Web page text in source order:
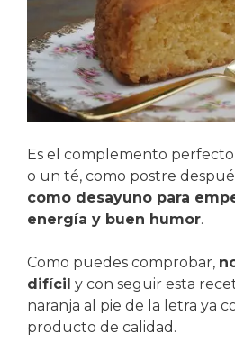
Es el complemento
o un té, como postre
como desayuno para
energía y buen humor.
Como puedes comprobar,
difícil y con seguir esta
naranja al pie de la letra ya
producto de calidad.